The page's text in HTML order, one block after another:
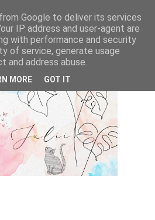
Google to deliver its services
IP address and user-agent are
with performance and security
of service, generate usage
address abuse.
MORE GOT IT